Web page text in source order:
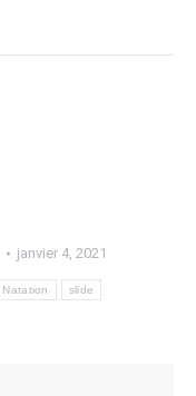
janvier 4, 2021
Natation slide